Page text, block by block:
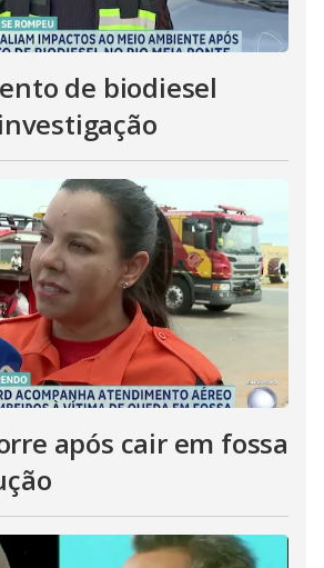
de biodiesel
após cair em fossa